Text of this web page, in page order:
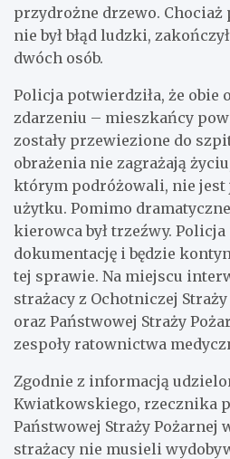
przydrożne drzewo. Chociaż
nie był błąd ludzki,
dwóch osób.
Policja potwierdziła, że obie
zdarzeniu – mieszkańcy
zostały przewiezione do
obrażenia nie zagrażają
którym podróżowali, nie jest
użytku. Pomimo
kierowca był trzeźwy.
dokumentację i będzie
tej sprawie. Na miejscu
strażacy z Ochotniczej
oraz Państwowej Straży
zespoły ratownictwa
Zgodnie z informacją
Kwiatkowskiego, rzecznika
Państwowej Straży Pożarnej
strażacy nie musieli